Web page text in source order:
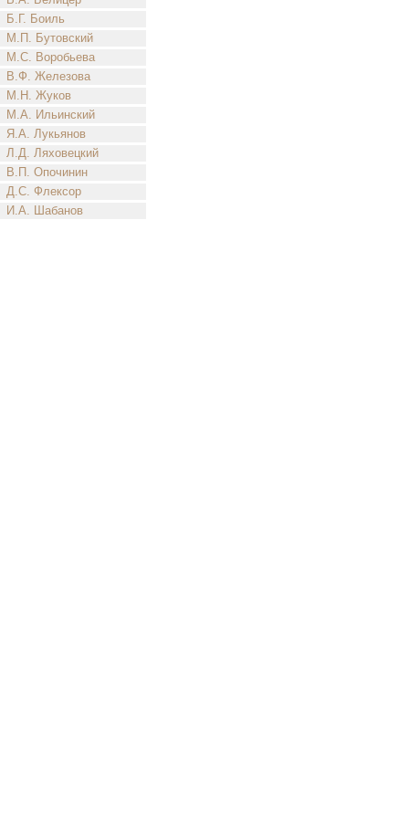
Б.Г. Боиль
М.П. Бутовский
М.С. Воробьева
В.Ф. Железова
М.Н. Жуков
М.А. Ильинский
Я.А. Лукьянов
Л.Д. Ляховецкий
В.П. Опочинин
Д.С. Флексор
И.А. Шабанов